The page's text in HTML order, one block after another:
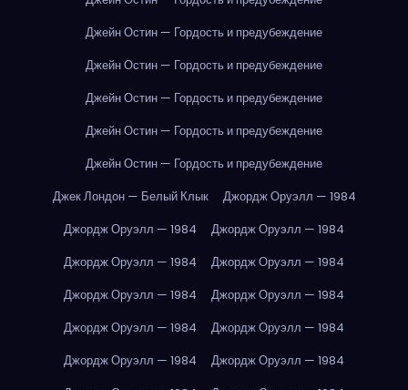
Джейн Остин — Гордость и предубеждение
Джейн Остин — Гордость и предубеждение
Джейн Остин — Гордость и предубеждение
Джейн Остин — Гордость и предубеждение
Джейн Остин — Гордость и предубеждение
Джек Лондон — Белый Клык
Джордж Оруэлл — 1984
Джордж Оруэлл — 1984
Джордж Оруэлл — 1984
Джордж Оруэлл — 1984
Джордж Оруэлл — 1984
Джордж Оруэлл — 1984
Джордж Оруэлл — 1984
Джордж Оруэлл — 1984
Джордж Оруэлл — 1984
Джордж Оруэлл — 1984
Джордж Оруэлл — 1984